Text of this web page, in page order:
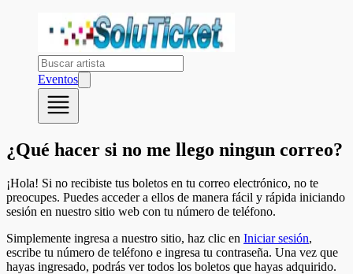
Eventos
¿Qué hacer si no me llego ningun correo?
¡Hola! Si no recibiste tus boletos en tu correo electrónico, no te
preocupes. Puedes acceder a ellos de manera fácil y rápida iniciando
sesión en nuestro sitio web con tu número de teléfono.
Simplemente ingresa a nuestro sitio, haz clic en Iniciar sesión,
escribe tu número de teléfono e ingresa tu contraseña. Una vez que
hayas ingresado, podrás ver todos los boletos que hayas adquirido.